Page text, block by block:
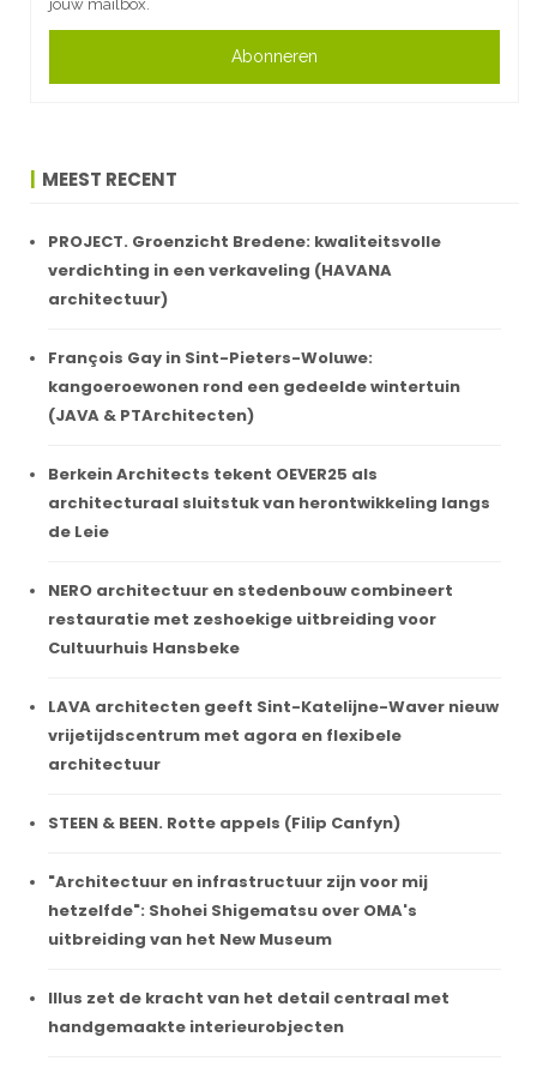
jouw mailbox.
Abonneren
MEEST RECENT
PROJECT. Groenzicht Bredene: kwaliteitsvolle
verdichting in een verkaveling (HAVANA
architectuur)
François Gay in Sint-Pieters-Woluwe:
kangoeroewonen rond een gedeelde wintertuin
(JAVA & PTArchitecten)
Berkein Architects tekent OEVER25 als
architecturaal sluitstuk van herontwikkeling langs
de Leie
NERO architectuur en stedenbouw combineert
restauratie met zeshoekige uitbreiding voor
Cultuurhuis Hansbeke
LAVA architecten geeft Sint-Katelijne-Waver nieuw
vrijetijdscentrum met agora en flexibele
architectuur
STEEN & BEEN. Rotte appels (Filip Canfyn)
"Architectuur en infrastructuur zijn voor mij
hetzelfde": Shohei Shigematsu over OMA's
uitbreiding van het New Museum
Illus zet de kracht van het detail centraal met
handgemaakte interieurobjecten